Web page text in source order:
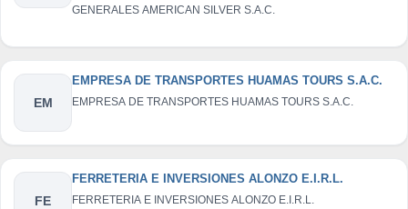
GENERALES AMERICAN SILVER S.A.C.
EM
EMPRESA DE TRANSPORTES HUAMAS TOURS S.A.C.
EMPRESA DE TRANSPORTES HUAMAS TOURS S.A.C.
FE
FERRETERIA E INVERSIONES ALONZO E.I.R.L.
FERRETERIA E INVERSIONES ALONZO E.I.R.L.